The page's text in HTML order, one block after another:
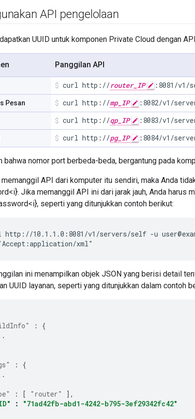
API pengelolaan
UUID untuk komponen Private Cloud dengan
Panggilan API
curl http://router_IP :8081/v1/
Pesan curl http://mp_IP :8082/v1/
curl http://qp_IP :8083/v1/
curl http://pg_IP :8084/v1/
bahwa nomor port berbeda-beda, bergantung pada
API dari komputer itu sendiri, maka Anda
Jika memanggil API ini dari jarak jauh, Anda harus
seperti yang ditunjukkan contoh berikut:
http://10.1.1.0:8081/v1/servers/self -u
xml"
ini menampilkan objek JSON yang berisi detail
UUID layanan, seperti yang ditunjukkan dalam contoh
:
{
:
{
: [ "router"
],
:
"71ad42fb-abd1-4242-b795-3ef29342fc42"